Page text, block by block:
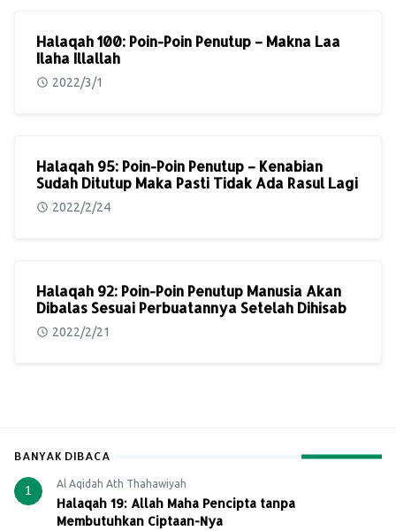
Halaqah 100: Poin-Poin Penutup – Makna Laa
Ilaha Illallah
2022/3/1
Halaqah 95: Poin-Poin Penutup – Kenabian
Sudah Ditutup Maka Pasti Tidak Ada Rasul Lagi
2022/2/24
Halaqah 92: Poin-Poin Penutup Manusia Akan
Dibalas Sesuai Perbuatannya Setelah Dihisab
2022/2/21
BANYAK DIBACA
1 Al Aqidah Ath Thahawiyah
Halaqah 19: Allah Maha Pencipta tanpa
Membutuhkan Ciptaan-Nya